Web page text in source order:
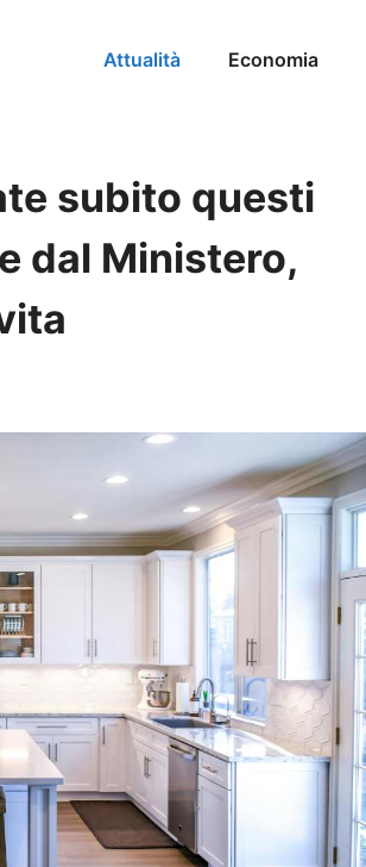
Attualità Economia
subito questi
dal Ministero,